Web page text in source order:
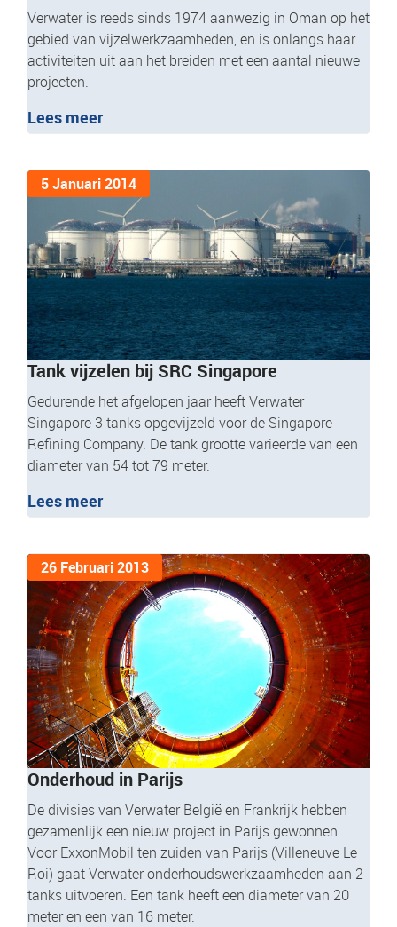
Verwater is reeds sinds 1974 aanwezig in Oman op het
gebied van vijzelwerkzaamheden, en is onlangs haar
activiteiten uit aan het breiden met een aantal nieuwe
projecten.
Lees meer
5 Januari 2014
Tank vijzelen bij SRC Singapore
Gedurende het afgelopen jaar heeft Verwater
Singapore 3 tanks opgevijzeld voor de Singapore
Refining Company. De tank grootte varieerde van een
diameter van 54 tot 79 meter.
Lees meer
26 Februari 2013
Onderhoud in Parijs
De divisies van Verwater België en Frankrijk hebben
gezamenlijk een nieuw project in Parijs gewonnen.
Voor ExxonMobil ten zuiden van Parijs (Villeneuve Le
Roi) gaat Verwater onderhoudswerkzaamheden aan 2
tanks uitvoeren. Een tank heeft een diameter van 20
meter en een van 16 meter.